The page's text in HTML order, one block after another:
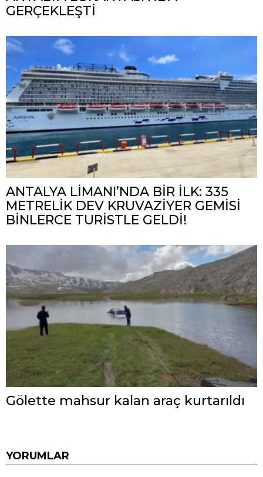
GERÇEKLEŞTİ
ANTALYA LİMANI’NDA BİR İLK: 335
METRELİK DEV KRUVAZİYER GEMİSİ
BİNLERCE TURİSTLE GELDİ!
Gölette mahsur kalan araç kurtarıldı
YORUMLAR